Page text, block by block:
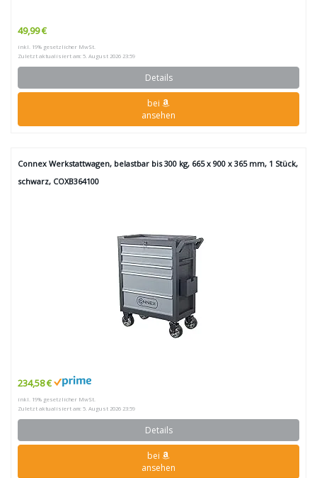
49,99 €
inkl. 19% gesetzlicher MwSt.
Zuletzt aktualisiert am: 5. August 2026 23:59
Details
bei
ansehen
Connex Werkstattwagen, belastbar bis 300 kg, 665 x 900 x 365 mm, 1 Stück,
schwarz, COXB364100
234,58 €
inkl. 19% gesetzlicher MwSt.
Zuletzt aktualisiert am: 5. August 2026 23:59
Details
bei
ansehen